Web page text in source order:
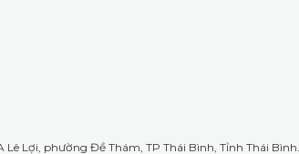
Lê Lợi, phường Đề Thám, TP Thái Bình, Tỉnh Thái